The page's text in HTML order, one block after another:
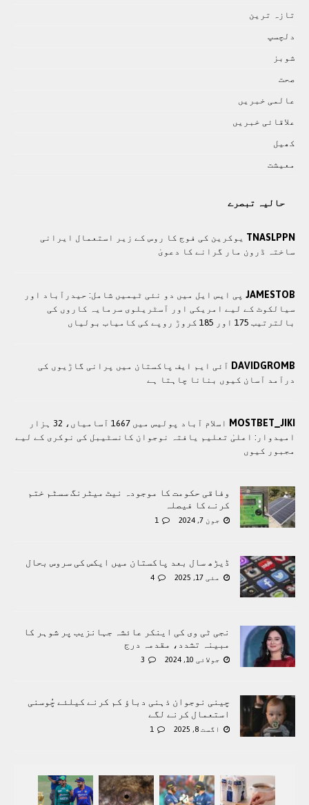
تازہ ترين
دلچسپ
شوبز
صحت
عالمی خبريں
علاقائی خبريں
کھيل
معيشت
حالیہ تبصرے
TNASLPPN یوکرین کی فوج کا روس کے زیر استعمال ایرانی
ساختہ ڈرون مار گرانے کا دعویٰ
JAMESTOB پی ایس ایل میں دو نئی ٹیمیں شامل: حیدرآباد اور
سیالکوٹ کے لیے امریکی اور آسٹریلوی سرمایہ کاروں کی
بالترتیب 175 اور 185 کروڑ روپے کی کامیاب بولیاں
DAVIDGROMB آئی ایم ایف پاکستان میں پرانی گاڑیوں کی
درآمد آسان کیوں بنانا چاہتا ہے
MOSTBET_JIKI
اسلام آباد پولیس میں 1667 آسامیاں، 32 ہزار
امیدوار: اعلیٰ تعلیم یافتہ نوجوان کانسٹیبل کی نوکری کے لیے
مجبور کیوں
وفاقی حکومت کا موجودہ نیٹ میٹرنگ سسٹم ختم
کرنے کا فیصلہ
جون 7, 2024 1
ڈیڑھ سال بعد پاکستان میں ایکس کی سروس بحال
مئی 17, 2025 4
نجی ٹی وی کی اینکر عائشہ جہانزیب پر شوہر کا
مبینہ تشدد، مقدمہ درج
جولائی 10, 2024 3
چینی نوجوان ذہنی دباؤ کم کرنے کیلئے چُوسنی
استعمال کرنے لگے
اگست 8, 2025 1